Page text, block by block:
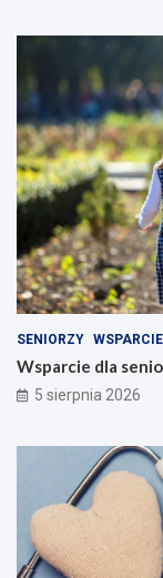
SENIORZY WSPARCIE
Wsparcie dla
5 sierpnia 2026